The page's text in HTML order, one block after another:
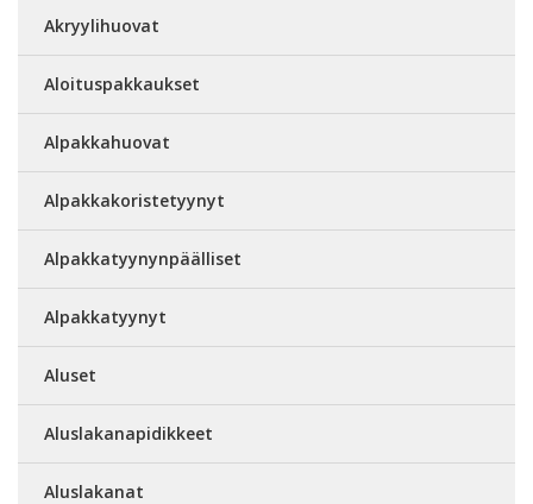
Akryylihuovat
Aloituspakkaukset
Alpakkahuovat
Alpakkakoristetyynyt
Alpakkatyynynpäälliset
Alpakkatyynyt
Aluset
Aluslakanapidikkeet
Aluslakanat